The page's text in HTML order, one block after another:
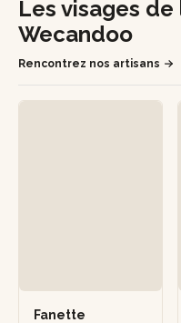
Les visages
Wecandoo
Rencontrez nos artisans
Fanette